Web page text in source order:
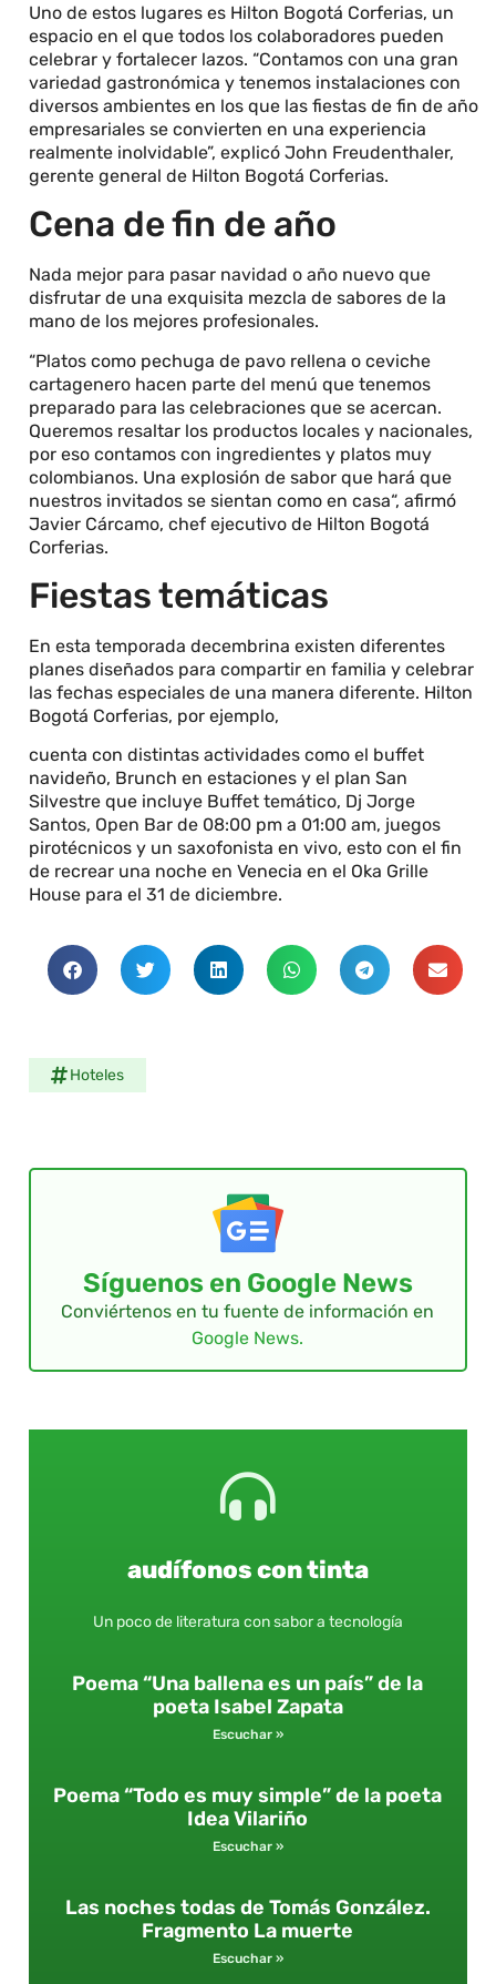
Uno de estos lugares es Hilton Bogotá Corferias, un
espacio en el que todos los colaboradores pueden
celebrar y fortalecer lazos. “Contamos con una gran
variedad gastronómica y tenemos instalaciones con
diversos ambientes en los que las fiestas de fin de año
empresariales se convierten en una experiencia
realmente inolvidable”, explicó John Freudenthaler,
gerente general de Hilton Bogotá Corferias.
Cena de fin de año
Nada mejor para pasar navidad o año nuevo que
disfrutar de una exquisita mezcla de sabores de la
mano de los mejores profesionales.
“Platos como pechuga de pavo rellena o ceviche
cartagenero hacen parte del menú que tenemos
preparado para las celebraciones que se acercan.
Queremos resaltar los productos locales y nacionales,
por eso contamos con ingredientes y platos muy
colombianos. Una explosión de sabor que hará que
nuestros invitados se sientan como en casa“, afirmó
Javier Cárcamo, chef ejecutivo de Hilton Bogotá
Corferias.
Fiestas temáticas
En esta temporada decembrina existen diferentes
planes diseñados para compartir en familia y celebrar
las fechas especiales de una manera diferente. Hilton
Bogotá Corferias, por ejemplo,
cuenta con distintas actividades como el buffet
navideño, Brunch en estaciones y el plan San
Silvestre que incluye Buffet temático, Dj Jorge
Santos, Open Bar de 08:00 pm a 01:00 am, juegos
pirotécnicos y un saxofonista en vivo, esto con el fin
de recrear una noche en Venecia en el Oka Grille
House para el 31 de diciembre.
Hoteles
Síguenos en Google News
Conviértenos en tu fuente de información en
Google News.
audífonos con tinta
Un poco de literatura con sabor a tecnología
Poema “Una ballena es un país” de la
poeta Isabel Zapata
Escuchar »
Poema “Todo es muy simple” de la poeta
Idea Vilariño
Escuchar »
Las noches todas de Tomás González.
Fragmento La muerte
Escuchar »